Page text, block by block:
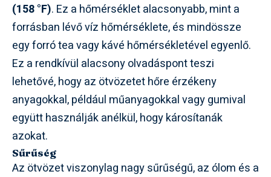
(158 °F). Ez a hőmérséklet alacsonyabb, mint a
forrásban lévő víz hőmérséklete, és mindössze
egy forró tea vagy kávé hőmérsékletével egyenlő.
Ez a rendkívül alacsony olvadáspont teszi
lehetővé, hogy az ötvözetet hőre érzékeny
anyagokkal, például műanyagokkal vagy gumival
együtt használják anélkül, hogy károsítanák
azokat.
Sűrűség
Az ötvözet viszonylag nagy sűrűségű, az ólom és a